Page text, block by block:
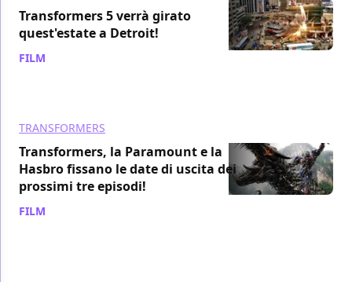
Transformers 5 verrà girato
quest'estate a Detroit!
FILM
TRANSFORMERS
Transformers, la Paramount e la
Hasbro fissano le date di uscita dei
prossimi tre episodi!
FILM